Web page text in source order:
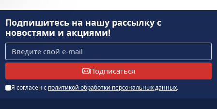
Подпишитесь на нашу рассылкус
новостями и акциями!
Подписаться
Я согласен с политикой обработки персональных данных.